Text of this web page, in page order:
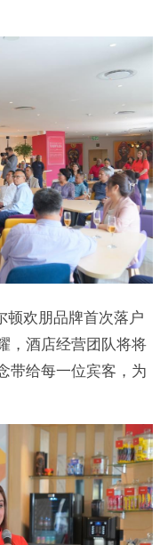
顿欢朋品牌首次落户
，酒店经营团队将将
带给每一位宾客，为